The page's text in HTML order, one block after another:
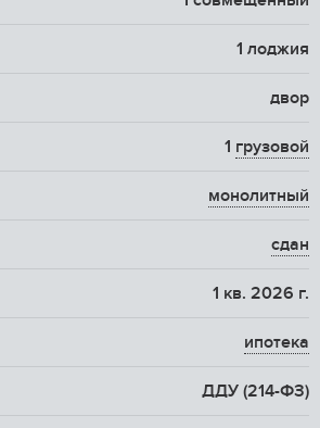
1 лоджия
двор
1 грузовой
монолитный
сдан
1 кв. 2026 г.
ипотека
ДДУ (214-ФЗ)